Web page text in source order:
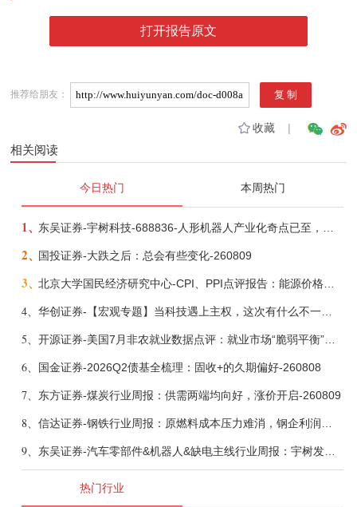
打开报告原文
推荐给朋友：
收藏|
相关阅读
今日热门 本周热门
1、
2、国投证券-大跌之后：总会有些变化-260809
3、 北京大学国民经济研究中心-CPI、PPI点评报告：能源价格继续下降，通胀率小幅走低-260809
4、 华创证券-【宏观专题】当科技遇上主权，这次有什么不一样？——海外科技思辨系列五-260808
5、 开源证券-美国7月非农就业数据点评：就业市场“脆弱平衡”，美联储加息动力并不高-260808
6、 国金证券-2026Q2债基全梳理：固收+的久期偏好-260808
7、 东方证券-煤炭行业周报：供需两端均向好，涨价开启-260809
8、
9、 东吴证券-汽车零部件&机器人&缺电主线行业周报：宇树发行价确认，卡特彼勒重启中速机项目-260809
热门行业